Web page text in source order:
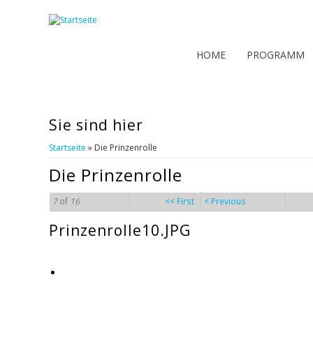
HOME PROGRAMM
Sie sind hier
Startseite » Die Prinzenrolle
Die Prinzenrolle
7of 16 << First < Previous
Prinzenrolle10.JPG